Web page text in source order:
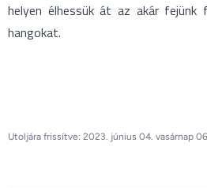
helyen élhessük át az akár fejünk
hangokat.
Utoljára frissítve: 2023. június 04. vasárnap